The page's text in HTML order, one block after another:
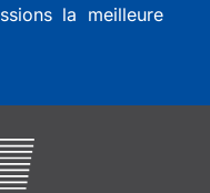
la meilleure